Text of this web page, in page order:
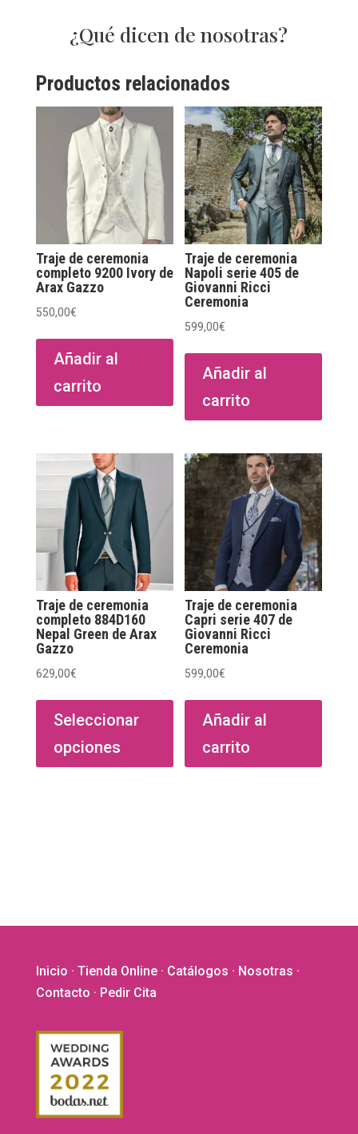
¿Qué dicen de nosotras?
Productos relacionados
Traje de ceremonia
completo 9200 Ivory de
Arax Gazzo
550,00€
Añadir al
carrito
Traje de ceremonia
Napoli serie 405 de
Giovanni Ricci
Ceremonia
599,00€
Añadir al
carrito
Traje de ceremonia
completo 884D160
Nepal Green de Arax
Gazzo
629,00€
Seleccionar
opciones
producto
múltiples
la
de
Traje de ceremonia
Capri serie 407 de
Giovanni Ricci
Ceremonia
599,00€
Añadir al
carrito
Inicio · Tienda Online· Catálogos · Nosotras ·
Contacto · Pedir Cita